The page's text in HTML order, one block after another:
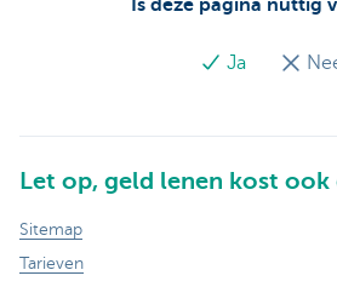
Is deze pagina nuttig
Ja
Let op, geld lenen kost ook
Sitemap
Tarieven